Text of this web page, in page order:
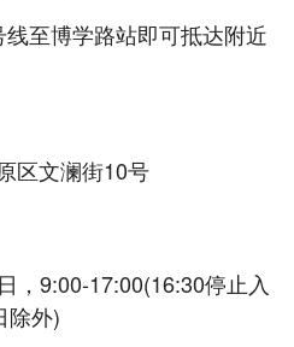
至博学路站即可抵达附近
区文澜街10号
，9:00-17:00(16:30停止入
除外)